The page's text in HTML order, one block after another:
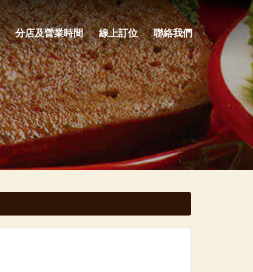
分店及營業時間 線上訂位 聯絡我們